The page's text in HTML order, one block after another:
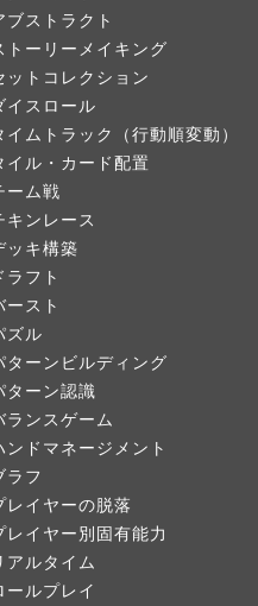
ブストラクト
トーリーメイキング
ットコレクション
イスロール
イムトラック（行動順変動）
イル・カード配置
ーム戦
キンレース
ッキ構築
ラフト
ースト
ズル
ターンビルディング
ターン認識
ランスゲーム
ンドマネージメント
ラフ
レイヤーの脱落
レイヤー別固有能力
アルタイム
ールプレイ